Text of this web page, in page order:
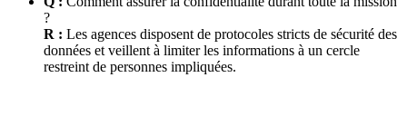
?
R : Les agences disposent de protocoles stricts de sécurité des
données et veillent à limiter les informations à un cercle
restreint de personnes impliquées.